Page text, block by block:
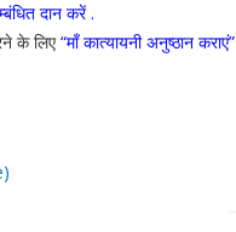
दान करें .
के लिए“माँ कात्यायनी अनुष्ठान कराएं”